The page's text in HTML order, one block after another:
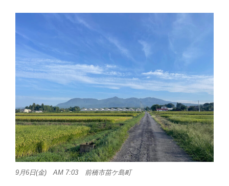
9月6日(金) AM 7:03 前橋市苗ケ島町